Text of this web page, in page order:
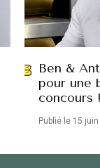
Ben &
pour une
concours
Publié le 15